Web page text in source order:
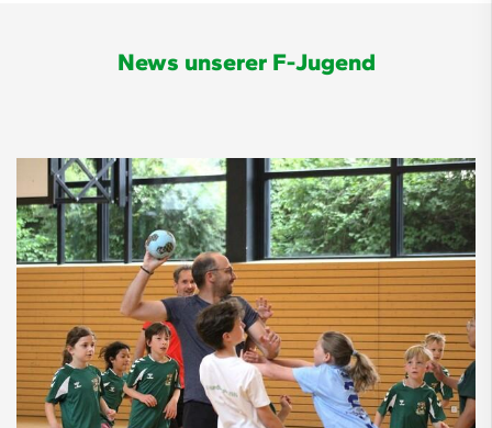
News unserer F-Jugend